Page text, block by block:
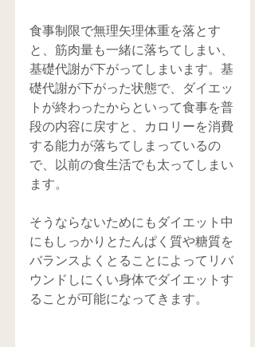
食事制限で無理矢理体重を落とす
と、筋肉量も一緒に落ちてしまい、
基礎代謝が下がってしまいます。基
礎代謝が下がった状態で、ダイエッ
トが終わったからといって食事を普
段の内容に戻すと、カロリーを消費
する能力が落ちてしまっているの
で、以前の食生活でも太ってしまい
ます。
そうならないためにもダイエット中
にもしっかりとたんぱく質や糖質を
バランスよくとることによってリバ
ウンドしにくい身体でダイエットす
ることが可能になってきます。